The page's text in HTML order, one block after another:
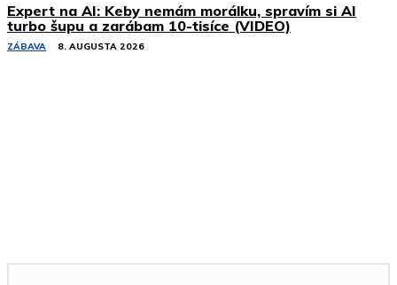
Expert na AI: Keby nemám morálku, spravím si AI
turbo šupu a zarábam 10-tisíce (VIDEO)
ZÁBAVA 8. AUGUSTA 2026